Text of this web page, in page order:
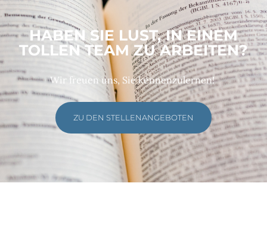
HABEN SIE LUST, IN EINEM
TOLLEN TEAM ZU ARBEITEN?
Wir freuen uns, Sie kennenzulernen!
ZU DEN STELLENANGEBOTEN